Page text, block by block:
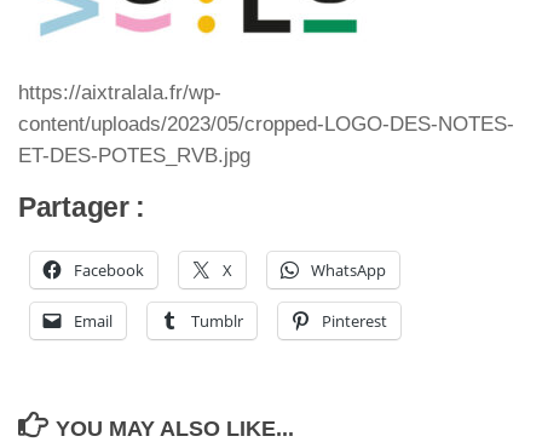
https://aixtralala.fr/wp-
content/uploads/2023/05/cropped-LOGO-DES-NOTES-
ET-DES-POTES_RVB.jpg
Partager :
Facebook X WhatsApp
Email Tumblr Pinterest
YOU MAY ALSO LIKE...